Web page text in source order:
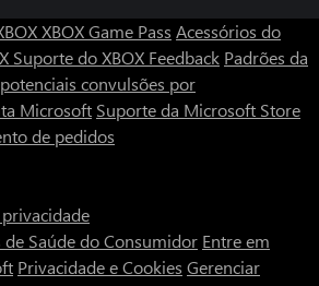
XBOX Game Pass Acessórios do
Suporte do XBOX Feedback Padrões da
convulsões por
Microsoft Suporte da Microsoft Store
de pedidos
Saúde do Consumidor Entre em
Privacidade e Cookies Gerenciar